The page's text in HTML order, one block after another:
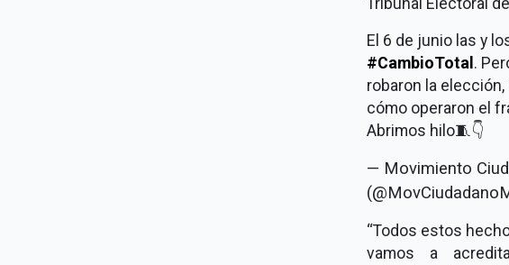
El 6 de junio las y
#CambioTotal .
robaron la
cómo operaron el
Abrimos hilo🧵👇
— Movimiento
“Todos estos
vamos a